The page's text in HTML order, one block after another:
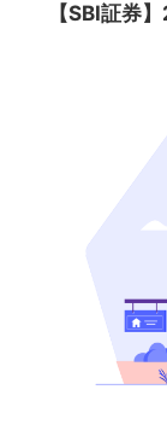
【SBI証券